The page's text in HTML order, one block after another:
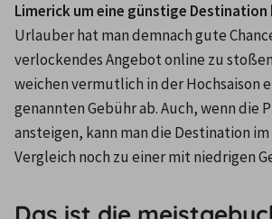
Limerick um eine günstige
Urlauber hat man demnach gute
verlockendes Angebot online zu
weichen vermutlich in der Hochsaison
genannten Gebühr ab. Auch, wenn die
ansteigen, kann man die Destination
Vergleich noch zu einer mit niedrigen